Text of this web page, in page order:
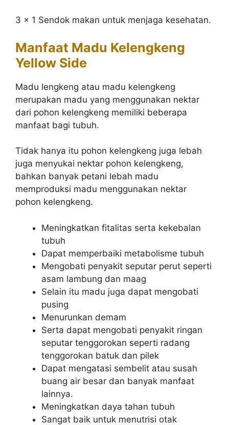
3 x 1 Sendok makan untuk menjaga kesehatan.
Manfaat Madu Kelengkeng
Yellow Side
Madu lengkeng atau madu kelengkeng
merupakan madu yang menggunakan nektar
dari pohon kelengkeng memiliki beberapa
manfaat bagi tubuh.
Tidak hanya itu pohon kelengkeng juga lebah
juga menyukai nektar pohon kelengkeng,
bahkan banyak petani lebah madu
memproduksi madu menggunakan nektar
pohon kelengkeng.
Meningkatkan fitalitas serta kekebalan
tubuh
Dapat memperbaiki metabolisme tubuh
Mengobati penyakit seputar perut seperti
asam lambung dan maag
Selain itu madu juga dapat mengobati
pusing
Menurunkan demam
Serta dapat mengobati penyakit ringan
seputar tenggorokan seperti radang
tenggorokan batuk dan pilek
Dapat mengatasi sembelit atau susah
buang air besar dan banyak manfaat
lainnya.
Meningkatkan daya tahan tubuh
Sangat baik untuk menutrisi otak